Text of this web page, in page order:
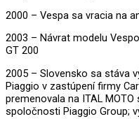
2000 – Vespa sa vracia na
2003 – Návrat modelu
GT 200
2005 – Slovensko sa stáva
Piaggio v zastúpení firmy
premenovala na ITAL
spoločnosti Piaggio Group;